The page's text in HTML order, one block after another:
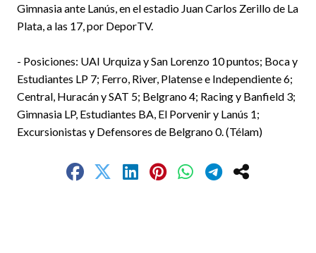
Gimnasia ante Lanús, en el estadio Juan Carlos Zerillo de La
Plata, a las 17, por DeporTV.
- Posiciones: UAI Urquiza y San Lorenzo 10 puntos; Boca y
Estudiantes LP 7; Ferro, River, Platense e Independiente 6;
Central, Huracán y SAT 5; Belgrano 4; Racing y Banfield 3;
Gimnasia LP, Estudiantes BA, El Porvenir y Lanús 1;
Excursionistas y Defensores de Belgrano 0. (Télam)